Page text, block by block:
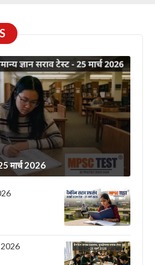
मार्च 2026
2026